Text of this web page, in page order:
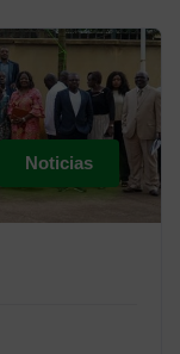
Noticias